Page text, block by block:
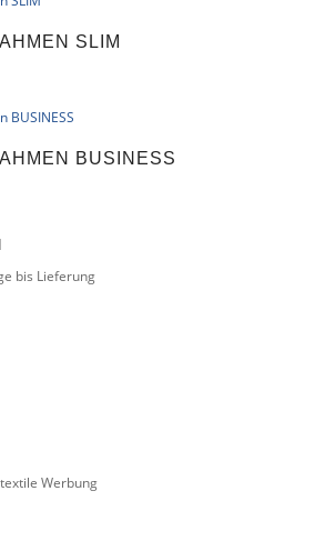
SLIM
BUSINESS
bis Lieferung